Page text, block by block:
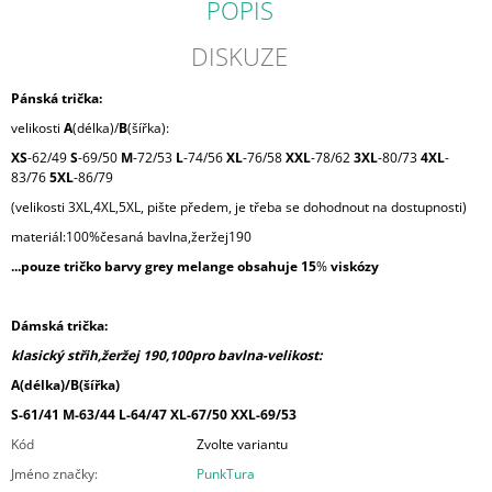
POPIS
DISKUZE
Pánská trička:
velikosti A(délka)/B(šířka):
XS-62/49S-69/50 M-72/53 L-74/56XL-76/58XXL-78/623XL-80/734XL-
83/765XL-86/79
(velikosti 3XL,4XL,5XL, pište předem, je třeba se dohodnout na dostupnosti)
materiál:100%česaná bavlna,žeržej190
...pouze tričko barvy grey melange obsahuje 15%viskózy
Dámská trička:
klasický střih,žeržej 190,100pro bavlna-velikost:
A(délka)/B(šířka)
S-61/41 M-63/44 L-64/47 XL-67/50 XXL-69/53
Kód
Zvolte variantu
Jméno značky: PunkTura